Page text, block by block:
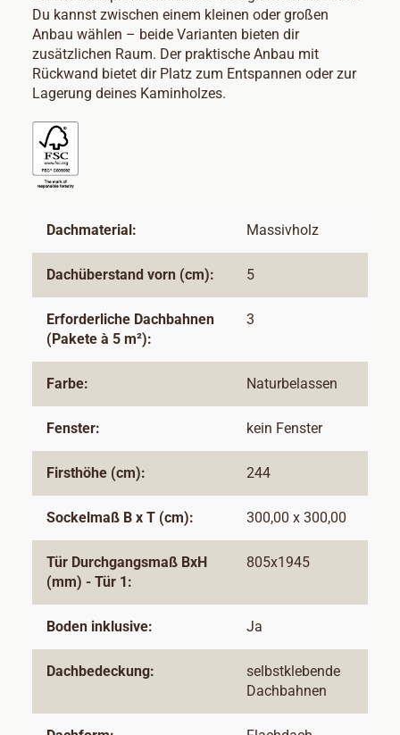
Du kannst zwischen einem kleinen oder großen
Anbau wählen – beide Varianten bieten dir
zusätzlichen Raum. Der praktische Anbau mit
Rückwand bietet dir Platz zum Entspannen oder zur
Lagerung deines Kaminholzes.
Dachmaterial: Massivholz
Dachüberstand vorn (cm): 5
Erforderliche Dachbahnen
(Pakete à 5 m²):
3
Farbe: Naturbelassen
Fenster: kein Fenster
Firsthöhe (cm): 244
Sockelmaß B x T (cm): 300,00 x 300,00
Tür Durchgangsmaß BxH
(mm) - Tür 1:
805x1945
Boden inklusive: Ja
Dachbedeckung:
selbstklebende
Dachbahnen